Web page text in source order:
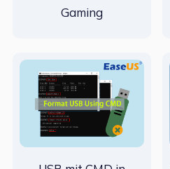
Gaming